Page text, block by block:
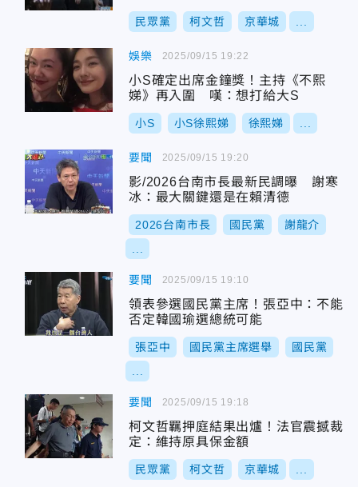
民眾黨 柯文哲 京華城
娛樂
小S確定出席金鐘獎！主持《不熙
娣》再入圍 嘆：想打給大S
小S 小S徐熙娣 徐熙娣
2025/09/15 19:22
要聞
影/2026台南市長最新民調曝 謝寒
冰：最大關鍵還是在賴清德
2026台南市長 國民黨 謝龍介
2025/09/15 19:20
要聞
領表參選國民黨主席！張亞中：不能
否定韓國瑜選總統可能
張亞中 國民黨主席選舉 國民黨
2025/09/15 19:10
要聞
柯文哲羈押庭結果出爐！法官震撼裁
定：維持原具保金額
民眾黨 柯文哲 京華城
2025/09/15 19:18